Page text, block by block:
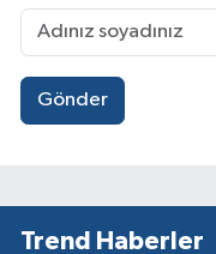
Gönder
Trend Haberler